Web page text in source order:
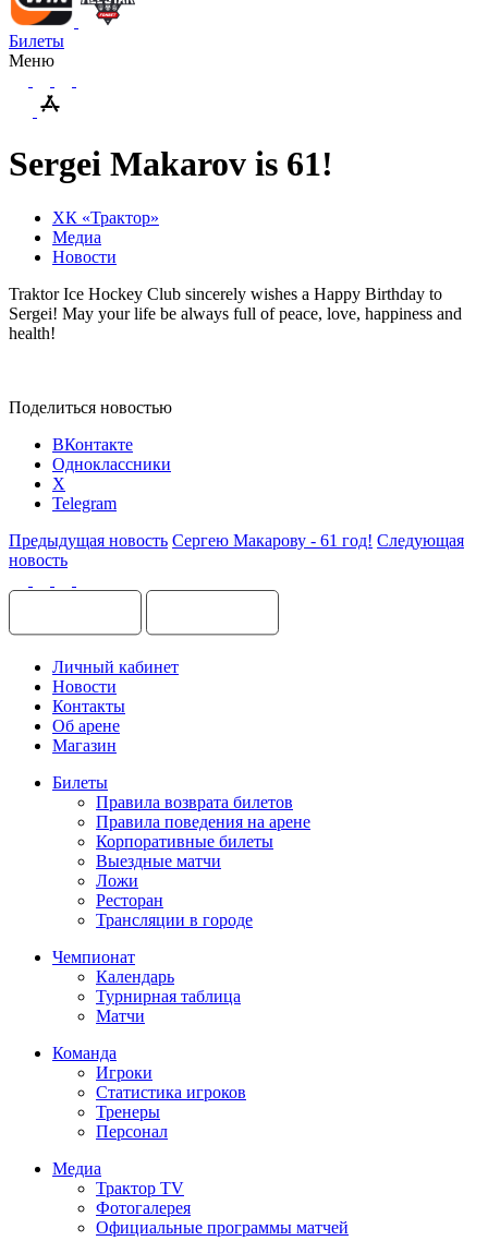
Билеты
Меню
Sergei Makarov is 61!
ХК «Трактор»
Медиа
Новости
Traktor Ice Hockey Club sincerely wishes a Happy Birthday to
Sergei! May your life be always full of peace, love, happiness and
health!
Поделиться новостью
ВКонтакте
Одноклассники
X
Telegram
Предыдущая новость Сергею Макарову - 61 год! Следующая
новость
Личный кабинет
Новости
Контакты
Об арене
Магазин
Билеты
Правила возврата билетов
Правила поведения на арене
Корпоративные билеты
Выездные матчи
Ложи
Ресторан
Трансляции в городе
Чемпионат
Календарь
Турнирная таблица
Матчи
Команда
Игроки
Статистика игроков
Тренеры
Персонал
Медиа
Трактор TV
Фотогалерея
Официальные программы матчей